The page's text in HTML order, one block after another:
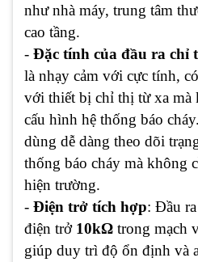
như nhà máy, trung tâm
cao tầng.
- Đặc tính của đầu ra chỉ
là nhạy cảm với cực tính,
với thiết bị chỉ thị từ xa mà
cấu hình hệ thống báo
dùng dễ dàng theo dõi
thống báo cháy mà không
hiện trường.
- Điện trở tích hợp: Đầu
điện trở 10kΩ trong mạch
giúp duy trì độ ổn định và